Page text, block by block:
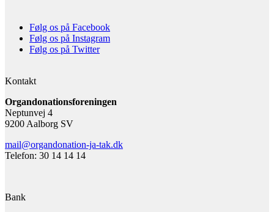
Følg os på Facebook
Følg os på Instagram
Følg os på Twitter
Kontakt
Organdonationsforeningen
Neptunvej 4
9200 Aalborg SV
mail@organdonation-ja-tak.dk
Telefon: 30 14 14 14
Bank